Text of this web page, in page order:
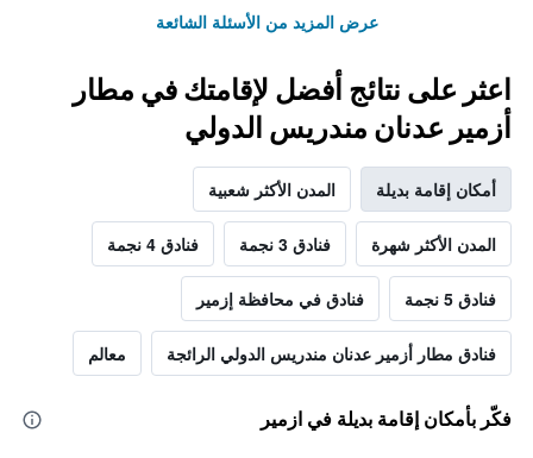
عرض المزيد من الأسئلة الشائعة
اعثر على نتائج أفضل لإقامتك في مطار
أزمير عدنان مندريس الدولي
أمكان إقامة بديلة المدن الأكثر شعبية
المدن الأكثر شهرة فنادق 3 نجمة فنادق 4 نجمة
فنادق 5 نجمة فنادق في محافظة إزمير
فنادق مطار أزمير عدنان مندريس الدولي الرائجة معالم
فكّر بأمكان إقامة بديلة في ازمير